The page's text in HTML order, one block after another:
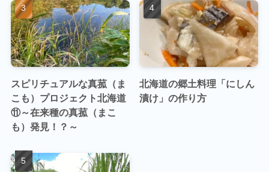
スピリチュアルな真菰（ま
こも）プロジェクト北海道
⑪～在来種の真菰（まこ
も）発見！？～
北海道の郷土料理「にしん
漬け」の作り方